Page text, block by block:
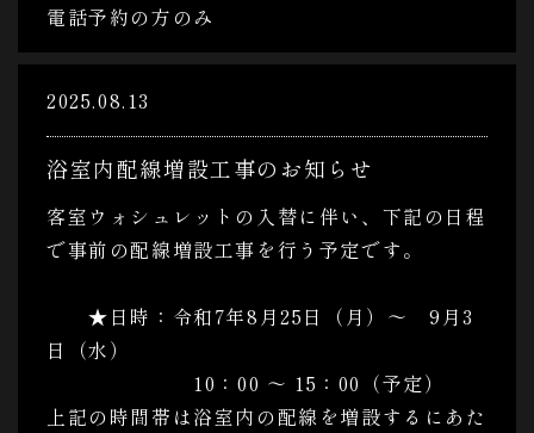
電話予約の方のみ
2025.08.13
浴室内配線増設工事のお知らせ
客室ウォシュレットの入替に伴い、下記の日程
で事前の配線増設工事を行う予定です。
★日時：令和7年8月25日（月）～ 9月3
日（水）
10：00 ～ 15：00（予定）
上記の時間帯は浴室内の配線を増設するにあた